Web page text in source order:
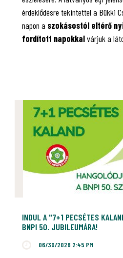
érdeklődésre tekintettel a Bükki
napon a szokásostól eltérő
fordított napokkalvárjuk a
INDUL A "7+1 PECSÉTES
BNPI 50. JUBILEUMÁRA!
06/30/2026 2:45 PM